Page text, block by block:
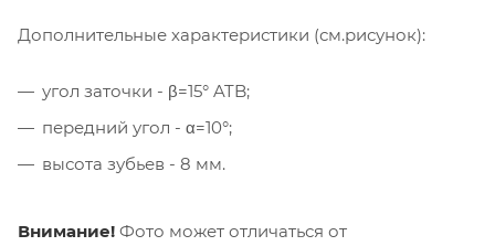
Дополнительные характеристики (см.рисунок):
угол заточки - β=15° ATB;
передний угол - α=10°;
высота зубьев - 8 мм.
Внимание! Фото может отличаться от